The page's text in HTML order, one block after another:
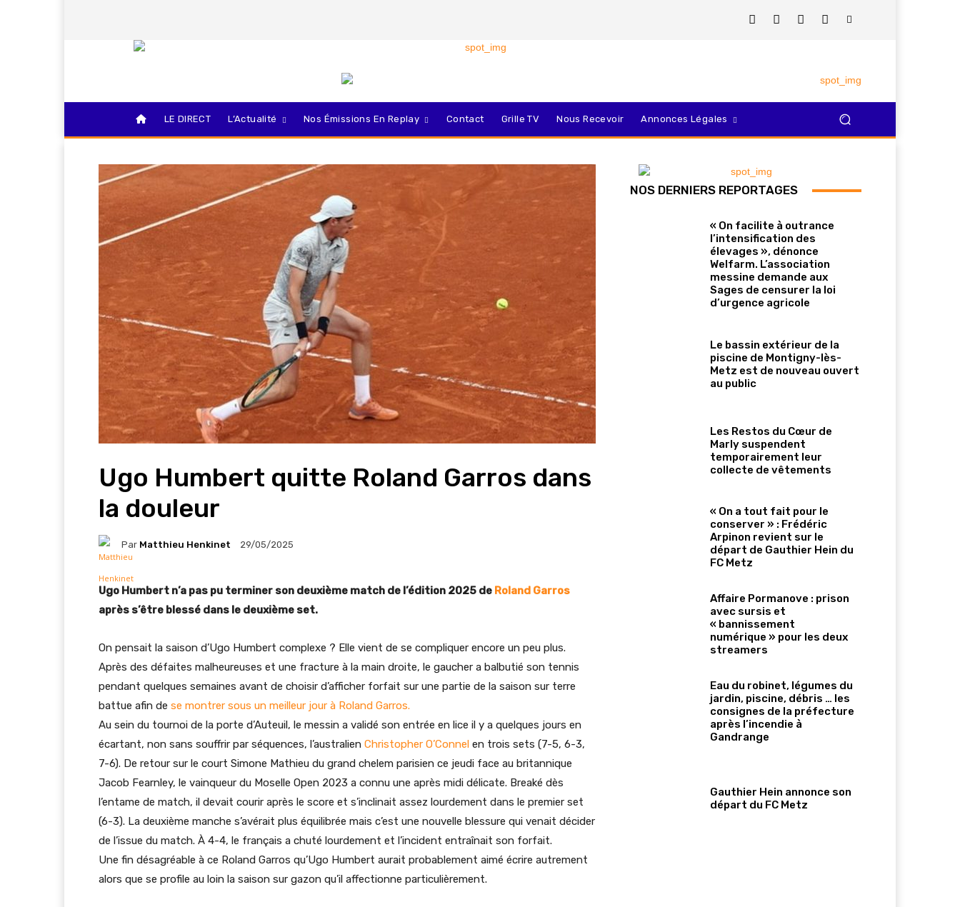
LE DIRECT L’Actualité Nos Émissions En Replay Contact Grille TV Nous Recevoir Annonces Légales
Ugo Humbert quitte Roland Garros dans
la douleur
Par Matthieu Henkinet 29/05/2025
Ugo Humbert n’a pas pu terminer son deuxième match de l’édition 2025 de Roland Garros
après s’être blessé dans le deuxième set.
On pensait la saison d’Ugo Humbert complexe ? Elle vient de se compliquer encore un peu plus.
Après des défaites malheureuses et une fracture à la main droite, le gaucher a balbutié son tennis
pendant quelques semaines avant de choisir d’afficher forfait sur une partie de la saison sur terre
battue afin de se montrer sous un meilleur jour à Roland Garros.
Au sein du tournoi de la porte d’Auteuil, le messin a validé son entrée en lice il y a quelques jours en
écartant, non sans souffrir par séquences, l’australien Christopher O’Connel en trois sets (7-5, 6-3,
7-6). De retour sur le court Simone Mathieu du grand chelem parisien ce jeudi face au britannique
Jacob Fearnley, le vainqueur du Moselle Open 2023 a connu une après midi délicate. Breaké dès
l’entame de match, il devait courir après le score et s’inclinait assez lourdement dans le premier set
(6-3). La deuxième manche s’avérait plus équilibrée mais c’est une nouvelle blessure qui venait décider
de l’issue du match. À 4-4, le français a chuté lourdement et l’incident entraînait son forfait.
Une fin désagréable à ce Roland Garros qu’Ugo Humbert aurait probablement aimé écrire autrement
alors que se profile au loin la saison sur gazon qu’il affectionne particulièrement.
NOS DERNIERS REPORTAGES
« On facilite à outrance
l’intensification des
élevages », dénonce
Welfarm. L’association
messine demande aux
Sages de censurer la loi
d’urgence agricole
Le bassin extérieur de la
piscine de Montigny-lès-
Metz est de nouveau ouvert
au public
Les Restos du Cœur de
Marly suspendent
temporairement leur
collecte de vêtements
« On a tout fait pour le
conserver » : Frédéric
Arpinon revient sur le
départ de Gauthier Hein du
FC Metz
Affaire Pormanove : prison
avec sursis et
« bannissement
numérique » pour les deux
streamers
Eau du robinet, légumes du
jardin, piscine, débris … les
consignes de la préfecture
après l’incendie à
Gandrange
Gauthier Hein annonce son
départ du FC Metz